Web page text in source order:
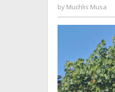
by Muchlis Musa